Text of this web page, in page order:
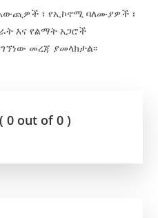
፣ የኢኮኖሚ ባለሙያዎች ፣
እና የልማት አጋሮች
መረጃ ያመላክታል፡፡
0 out of 0 )